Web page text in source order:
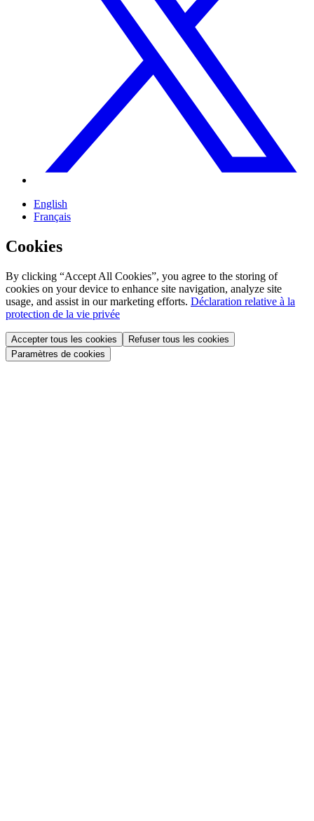
English
Français
Cookies
By clicking “Accept All Cookies”, you agree to the storing of
cookies on your device to enhance site navigation, analyze site
usage, and assist in our marketing efforts. Déclaration relative à la
protection de la vie privée
Accepter tous les cookies
Refuser tous les cookies
Paramètres de cookies